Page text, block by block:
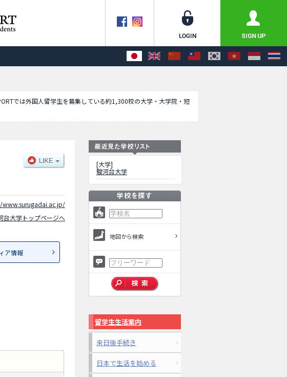
では外国人留学生を募集している約1,300校の大学・大学院・短
スポーツ科学部等、学部別情報や、募集定員や合格者数など入試情
台大学トップページへ
ア情報
[大学]
駿河台大学
地図から検索
留学生生活案内
来日後手続き
日本で生活を始める